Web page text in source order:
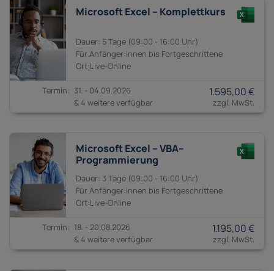
Microsoft Excel – Komplettkurs
5 Tage 09:00 - 16:00
Anfänger:innen bis Fortgeschrittene
31. - 04.09.2026
& 4 weitere verfügbar
1.595,00 €
Microsoft Excel – VBA–
Programmierung
3 Tage 09:00 - 16:00
Anfänger:innen bis Fortgeschrittene
18. - 20.08.2026
& 4 weitere verfügbar
1.195,00 €